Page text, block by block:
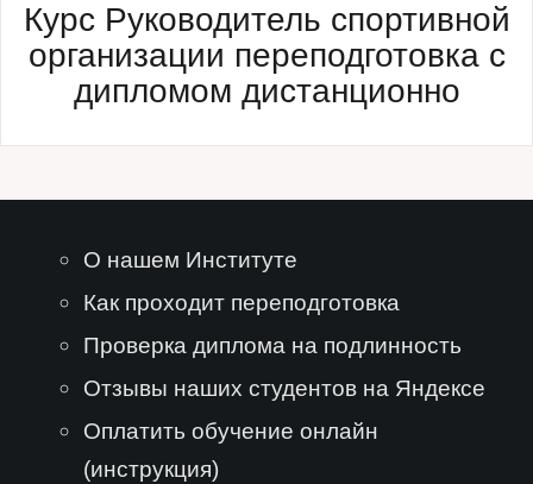
Курс Руководитель спортивной
организации переподготовка с
дипломом дистанционно
О нашем Институте
Как проходит переподготовка
Проверка диплома на подлинность
Отзывы наших студентов на Яндексе
Оплатить обучение онлайн
(инструкция)